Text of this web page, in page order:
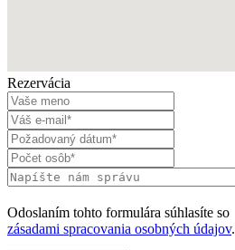
Rezervácia
Odoslaním tohto formulára súhlasíte so
zásadami spracovania osobných údajov.